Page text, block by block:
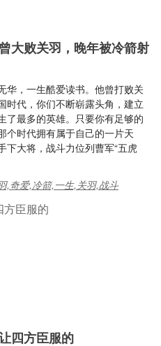
大败关羽，晚年被冷箭射
华，一生酷爱读书。他曾打败关
时代，你们不断崭露头角，建立
了最多的英雄。只要你有足够的
个时代拥有属于自己的一片天
下大将，战斗力位列曹军“五虎
,奇爱,冷箭,一生,关羽,战斗
四方臣服的